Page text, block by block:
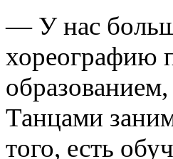
— У нас
хореографию
Танцами
того, есть